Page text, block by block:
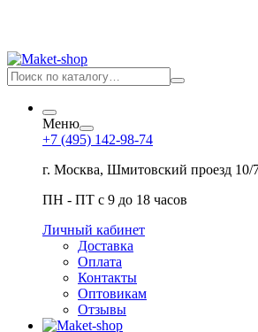
Меню
+7 (495) 142-98-74
г. Москва, Шмитовский проезд 10/
ПН - ПТ с 9 до 18 часов
Личный кабинет
Доставка
Оплата
Контакты
Оптовикам
Отзывы